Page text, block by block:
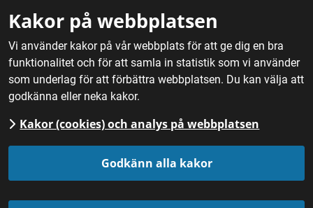
Kakor på webbplatsen
Vi använder kakor på vår webbplats för att ge dig en bra
funktionalitet och för att samla in statistik som vi använder
som underlag för att förbättra webbplatsen. Du kan välja att
godkänna eller neka kakor.
Kakor (cookies) och analys på webbplatsen
Godkänn alla kakor
Hem / Fördjupning / Mathantverk / Niklas driver charkuteri i
Järvsö
Niklas driver charkuteri i
Järvsö